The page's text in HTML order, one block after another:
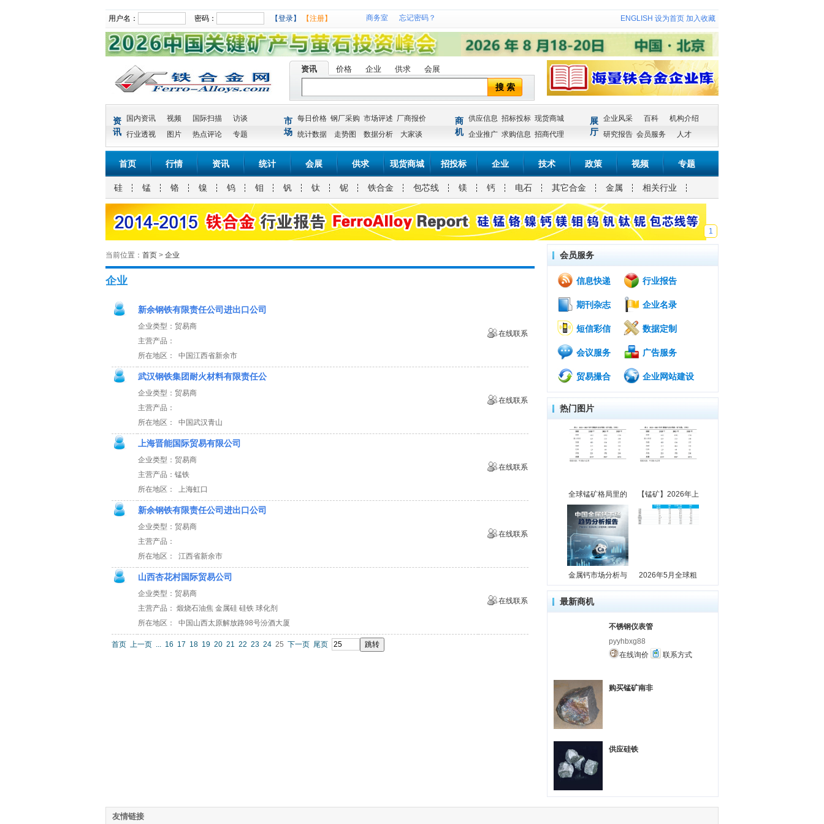
用户名： 密码： 【登录】 【注册】 商务室 忘记密码？ ENGLISH 设为首页 加入收藏
资讯 价格 企业 供求 会展
搜 索
资
讯
国内资讯 视频 国际扫描
访谈
行业透视
图片 热点评论 专题
市
场
每日价格 钢厂采购 市场评述 厂商报价
统计数据
走势图 数据分析 大家谈
商
机
供应信息 招标投标 现货商城
企业推广 求购信息 招商代理
展
厅
企业风采 百科
机构介绍
研究报告 会员服务 人才
首页 行情 资讯 统计 会展 供求 现货商城 招投标 企业 技术 政策 视频 专题
硅 锰 铬 镍 钨 钼 钒 钛 铌 铁合金 包芯线 镁 钙 电石 其它合金 金属 相关行业
1
当前位置： 首页 > 企业
企业
新余钢铁有限责任公司进出口公司
企业类型：贸易商
主营产品：
所在地区： 中国江西省新余市
在线联系
武汉钢铁集团耐火材料有限责任公
企业类型：贸易商
主营产品：
所在地区： 中国武汉青山
在线联系
上海晋能国际贸易有限公司
企业类型：贸易商
主营产品：锰铁
所在地区： 上海虹口
在线联系
新余钢铁有限责任公司进出口公司
企业类型：贸易商
主营产品：
所在地区： 江西省新余市
在线联系
山西杏花村国际贸易公司
企业类型：贸易商
主营产品： 煅烧石油焦 金属硅 硅铁 球化剂
所在地区： 中国山西太原解放路98号汾酒大厦
在线联系
首页 上一页 ... 16 17 18 19 20 21 22 23 24 25 下一页 尾页
会员服务
信息快递 行业报告
期刊杂志 企业名录
短信彩信 数据定制
会议服务 广告服务
贸易撮合 企业网站建设
热门图片
全球锰矿格局里的 【锰矿】2026年上
金属钙市场分析与 2026年5月全球粗
最新商机
不锈钢仪表管
pyyhbxg88
在线询价
联系方式
购买锰矿南非
供应硅铁
友情链接